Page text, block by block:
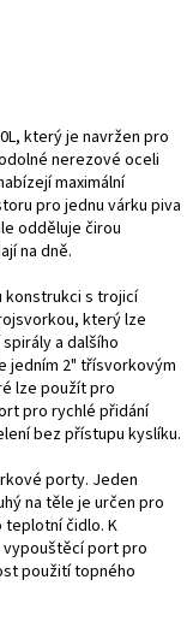
který je navržen pro
nerezové oceli
maximální
pro jednu várku piva
odděluje čirou
na dně.
konstrukci s trojicí
který lze
a dalšího
jedním 2" třísvorkovým
lze použít pro
pro rychlé přidání
bez přístupu kyslíku.
porty. Jeden
na těle je určen pro
čidlo. K
vypouštěcí port pro
použití topného